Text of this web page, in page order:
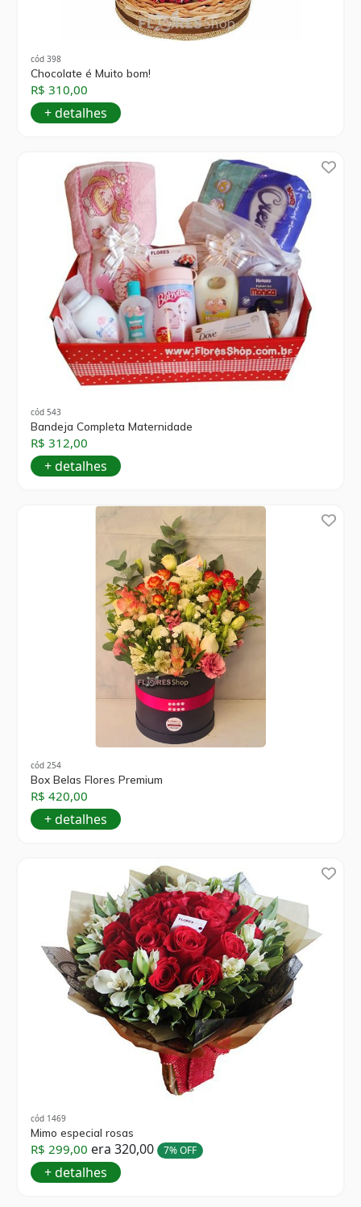
cód 398
Chocolate é Muito bom!
R$ 310,00
+ detalhes
cód 543
Bandeja Completa Maternidade
R$ 312,00
+ detalhes
cód 254
Box Belas Flores Premium
R$ 420,00
+ detalhes
cód 1469
Mimo especial rosas
R$ 299,00 era 320,00 7% OFF
+ detalhes